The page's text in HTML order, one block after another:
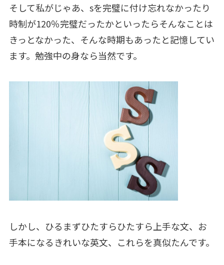
そして私がじゃあ、sを完璧に付け忘れなかったり
時制が120％完璧だったかといったらそんなことは
きっとなかった、そんな時期もあったと記憶してい
ます。勉強中の身なら当然です。
しかし、ひるまずひたすらひたすら上手な文、お
手本になるきれいな英文、これらを真似たんです。